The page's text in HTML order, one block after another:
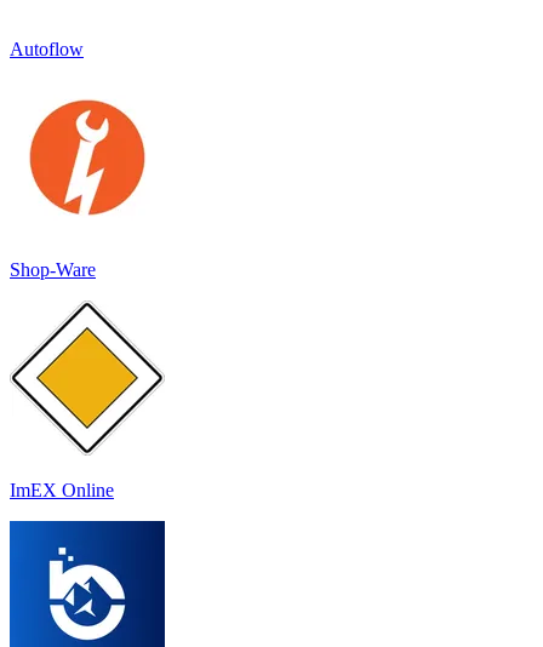
Autoflow
Shop-Ware
ImEX Online